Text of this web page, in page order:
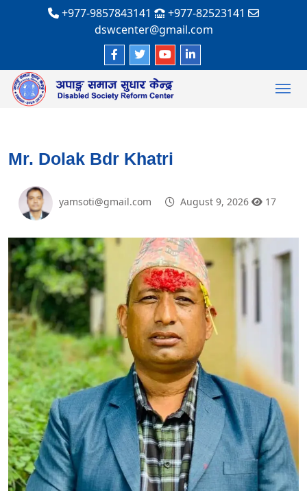
+977-9857843141
+977-82523141
dswcenter@gmail.com
Mr. Dolak Bdr Khatri
yamsoti@gmail.com August 9, 2026 17